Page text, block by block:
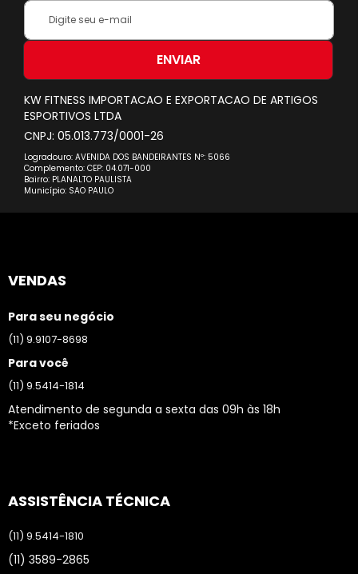
Inscreva-
na
Newsletter:
ENVIAR
KW FITNESS IMPORTACAO E EXPORTACAO DE ARTIGOS
ESPORTIVOS LTDA
CNPJ: 05.013.773/0001-26
Logradouro: AVENIDA DOS BANDEIRANTES Nº: 5066
Complemento: CEP: 04.071-000
Bairro: PLANALTO PAULISTA
Município: SAO PAULO
VENDAS
Para seu negócio
(11) 9.9107-8698
Para você
(11) 9.5414-1814
Atendimento de segunda a sexta das 09h às 18h
*Exceto feriados
ASSISTÊNCIA TÉCNICA
(11) 9.5414-1810
(11) 3589-2865